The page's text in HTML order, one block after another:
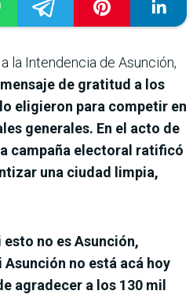
la Intendencia de Asunción,
de gratitud a los
eligieron para competir en
generales. En el acto de
campaña electoral ratificó
una ciudad limpia,
esto no es Asunción,
no está acá hoy
agradecer a los 130 mil